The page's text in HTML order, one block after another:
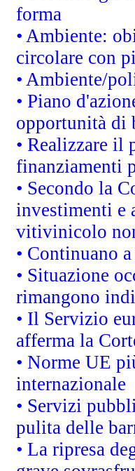
forma
• Ambiente:
circolare con
• Ambiente/
• Piano
opportunità di
• Realizzare
finanziamenti
• Secondo la
investimenti e
vitivinicolo
• Continuano
• Situazione
rimangono
• Il Servizio
afferma la
• Norme UE
internazionale
• Servizi
pulita delle
• La ripresa